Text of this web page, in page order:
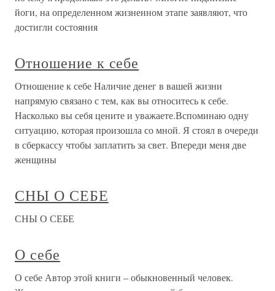
йоги, на определенном жизненном этапе заявляют, что
достигли состояния
Отношение к себе
Отношение к себе Наличие денег в вашей жизни
напрямую связано с тем, как вы относитесь к себе.
Насколько вы себя цените и уважаете.Вспоминаю одну
ситуацию, которая произошла со мной. Я стоял в очереди
в сберкассу чтобы заплатить за свет. Впереди меня две
женщины
СНЫ О СЕБЕ
СНЫ О СЕБЕ
О себе
О себе Автор этой книги – обыкновенный человек.